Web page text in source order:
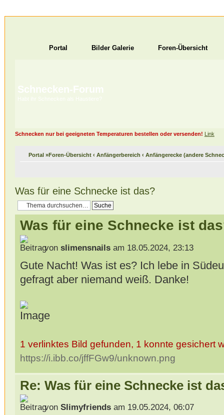
Portal Bilder Galerie Foren-Übersicht
Schnecken-Forum
Habt ihr Schnecken als Haustiere?
Schnecken nur bei geeigneten Temperaturen bestellen oder versenden! Link
Portal»Foren-Übersicht ‹ Anfängerbereich ‹ Anfängerecke (andere
Was für eine Schnecke ist das?
Was für eine Schnecke ist
von slimensnailsam 18.05.2024, 23:13
Gute Nacht! Was ist es? Ich lebe in
gefragt aber niemand weiß. Danke!
1 verlinktes Bild gefunden, 1 konnte gesichert
https://i.ibb.co/jffFGw9/unknown.png
Re: Was für eine Schnecke ist
von Slimyfriendsam 19.05.2024, 06:07